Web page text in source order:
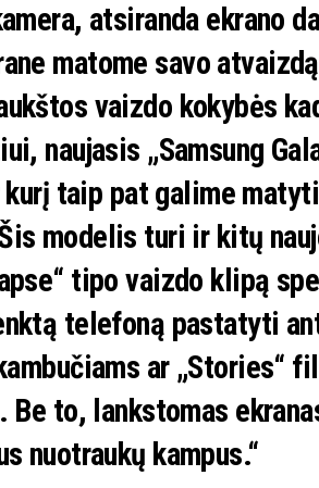
atsiranda ekrano
matome savo
vaizdo kokybės
naujasis „Samsung
taip pat galime
modelis turi ir kitų
tipo vaizdo klipą
telefoną pastatyti
ar „Stories“
Be to, lankstomas
nuotraukų kampus.“